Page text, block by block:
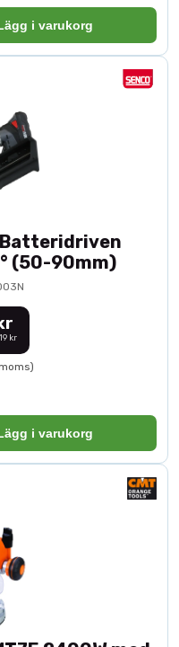
i varukorg
Batteridriven
(50-90mm)
kr
i varukorg